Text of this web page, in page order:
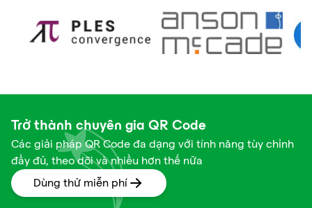
Trở thành chuyên gia QR Code
Các giải pháp QR Code đa dạng với tính năng tùy chỉnh
đầy đủ, theo dõi và nhiều hơn thế nữa
Dùng thử miễn phí